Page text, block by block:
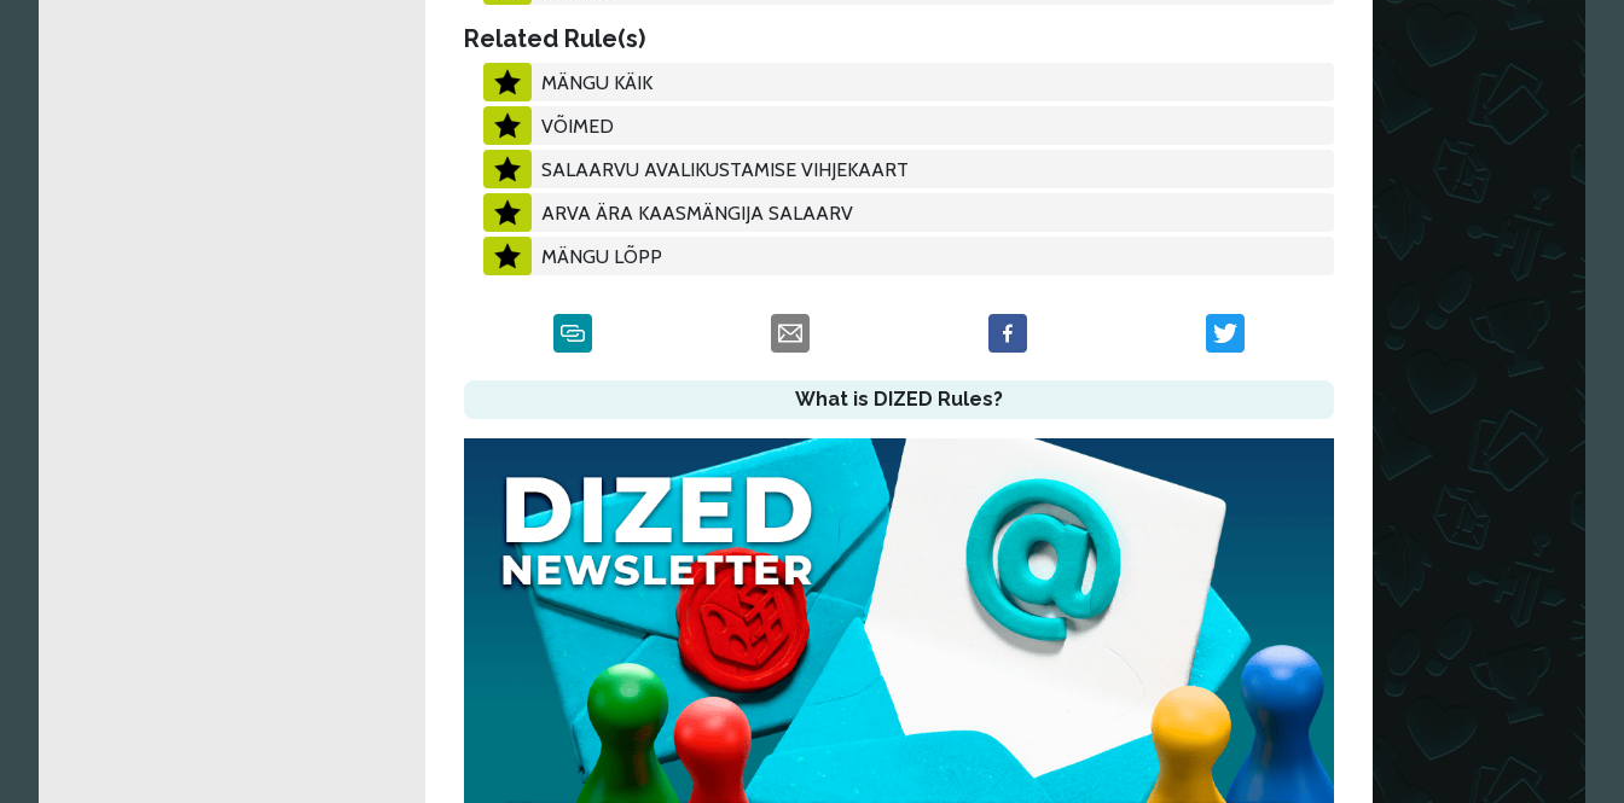
Related Rule(s)
MÄNGU KÄIK
VÕIMED
SALAARVU AVALIKUSTAMISE VIHJEKAART
ARVA ÄRA KAASMÄNGIJA SALAARV
MÄNGU LÕPP
What is DIZED Rules?